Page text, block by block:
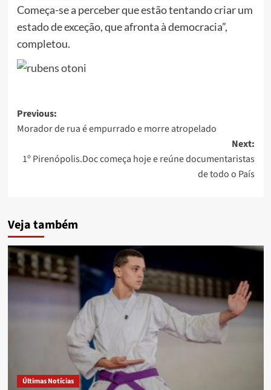
Começa-se a perceber que estão tentando criar um
estado de exceção, que afronta à democracia”,
completou.
Post
navigation
Previous:
Morador de rua é empurrado e morre atropelado
Next:
1º Pirenópolis.Doc começa hoje e reúne documentaristas
de todo o País
Veja também
Últimas Notícias